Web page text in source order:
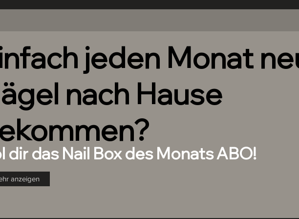
jeden Monat
nach Hause
dir das Nail Box des Monats ABO!
anzeigen